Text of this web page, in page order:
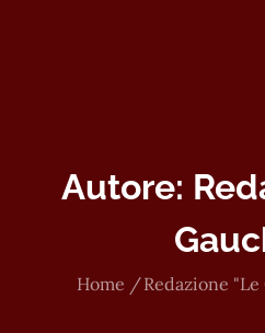
Autore:
Home Redazione "Le